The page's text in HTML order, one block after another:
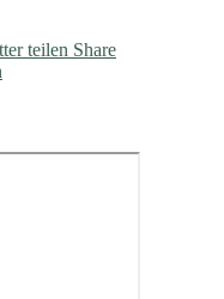
teilen Share